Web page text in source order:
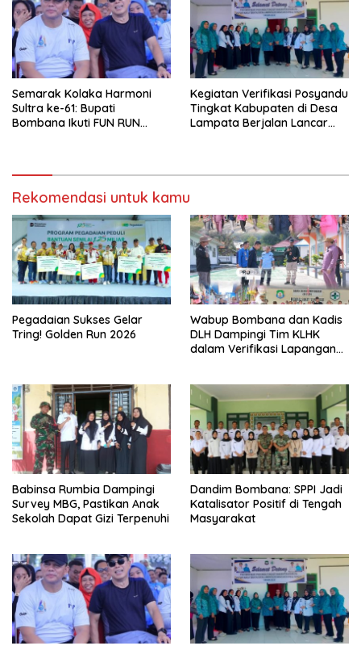
Semarak Kolaka Harmoni
Sultra ke-61: Bupati
Bombana Ikuti FUN RUN
Kegiatan Verifikasi Posyandu
Tingkat Kabupaten di Desa
Lampata Berjalan Lancar
Rekomendasi untuk kamu
Pegadaian Sukses Gelar
Tring! Golden Run 2026
Wabup Bombana dan Kadis
DLH Dampingi Tim KLHK
dalam Verifikasi Lapangan
Babinsa Rumbia Dampingi
Survey MBG, Pastikan Anak
Sekolah Dapat Gizi Terpenuhi
Dandim Bombana: SPPI Jadi
Katalisator Positif di Tengah
Masyarakat